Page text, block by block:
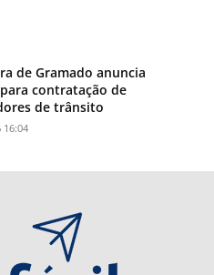
de Gramado anuncia
contratação de
de trânsito
16:04